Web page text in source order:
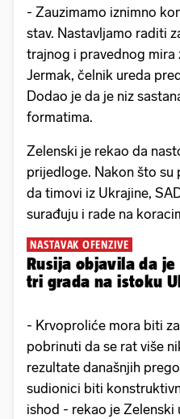
- Zauzimamo iznimno
stav. Nastavljamo raditi
trajnog i pravednog mira
Jermak, čelnik ureda
Dodao je da je niz
formatima.
Zelenski je rekao da
prijedloge. Nakon što
da timovi iz Ukrajine,
surađuju i rade na
NASTAVAK OFENZIVE
Rusija objavila da je
tri grada na istoku
- Krvoproliće mora biti
pobrinuti da se rat više
rezultate današnjih
sudionici biti
ishod - rekao je Zelenski